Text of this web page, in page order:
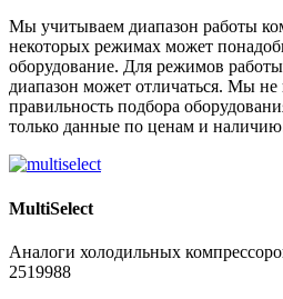
Мы учитываем диапазон работы
некоторых режимах может
оборудование. Для режимов
диапазон может отличаться. Мы не
правильность подбора
только данные по ценам и
MultiSelect
Аналоги холодильных
2519988